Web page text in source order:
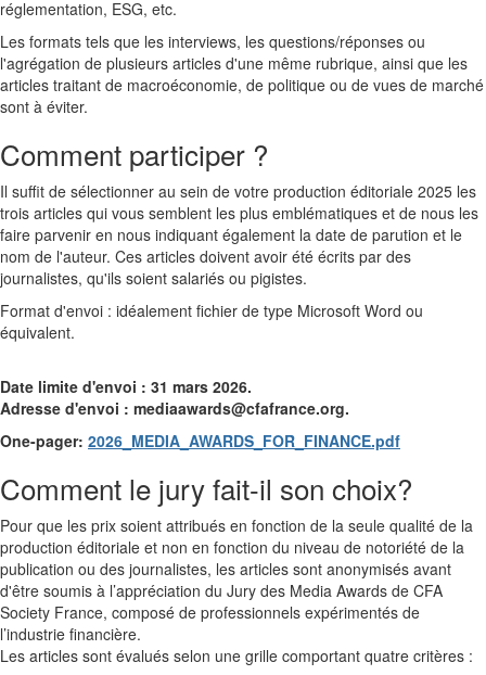
réglementation, ESG, etc.
Les formats tels que les interviews, les questions/réponses ou
l'agrégation de plusieurs articles d'une même rubrique, ainsi que les
articles traitant de macroéconomie, de politique ou de vues de marché
sont à éviter.
Comment participer ?
Il suffit de sélectionner au sein de votre production éditoriale 2025 les
trois articles qui vous semblent les plus emblématiques et de nous les
faire parvenir en nous indiquant également la date de parution et le
nom de l'auteur. Ces articles doivent avoir été écrits par des
journalistes, qu'ils soient salariés ou pigistes.
Format d'envoi : idéalement fichier de type Microsoft Word ou
équivalent.
Date limite d'envoi : 31 mars 2026.
Adresse d'envoi : mediaawards@cfafrance.org.
One-pager: 2026_MEDIA_AWARDS_FOR_FINANCE.pdf
Comment le jury fait-il son choix?
Pour que les prix soient attribués en fonction de la seule qualité de la
production éditoriale et non en fonction du niveau de notoriété de la
publication ou des journalistes, les articles sont anonymisés avant
d'être soumis à l’appréciation du Jury des Media Awards de CFA
Society France, composé de professionnels expérimentés de
l’industrie financière.
Les articles sont évalués selon une grille comportant quatre critères :